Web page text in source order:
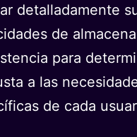
detalladamente
de
para
a las
de cada